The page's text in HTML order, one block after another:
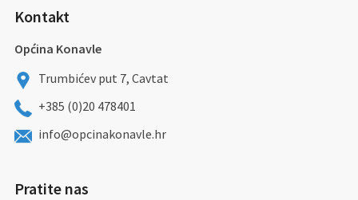
Kontakt
Općina Konavle
Trumbićev put 7, Cavtat
+385 (0)20 478401
info@opcinakonavle.hr
Pratite nas